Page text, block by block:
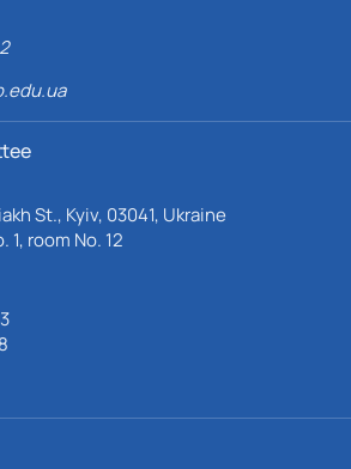
St., Kyiv, 03041, Ukraine
room No. 12